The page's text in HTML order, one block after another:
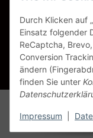
Durch Klicken auf
Einsatz folgender
ReCaptcha,
Conversion
ändern
finden Sie unter
Impressum
Spedition Schenker
* Alle Preise inkl.
Abkürzungen und